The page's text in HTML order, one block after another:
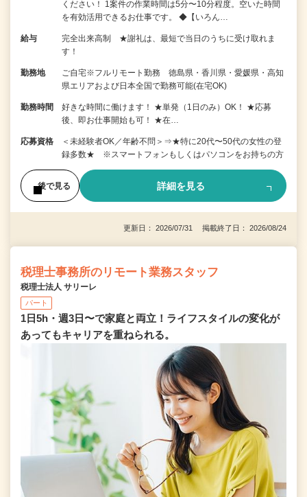
ください！ 1案件の作業時間は5分〜10分程度。空いた時間
を有効活用できるお仕事です。 ◆【いろん…
給与
完全出来高制 ★謝礼は、最短で当日のうちに受け取れま
す！
勤務地
ご自宅※フルリモート勤務 徳島県・香川県・愛媛県・高知
県エリアおよび日本全国で勤務可能(在宅OK)
勤務時間
好きな時間に働けます！ ★単発（1日のみ）OK！ ★応募
後、即お仕事開始も可！ ★在…
応募資格
＜未経験者OK／年齢不問＞⇒★特に20代〜50代の女性の登
録多数★ ※スマートフォンもしくはパソコンをお持ちの方
後で見る 詳細を見る
更新日： 2026/07/31 掲載終了日： 2026/08/24
税理士事務所のリモート業務スタッフ
税理士法人 サリーレ
パート
1日5h・週3日〜で家庭と両立！ライフスタイルの変化が
あってもキャリアを重ねられる。